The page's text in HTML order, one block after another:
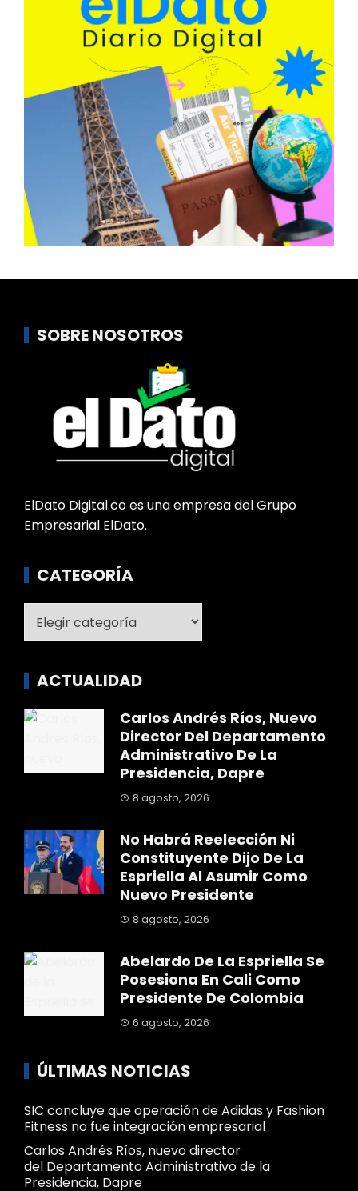
SOBRE NOSOTROS
ElDato Digital.co es una empresa del Grupo
Empresarial ElDato.
CATEGORÍA
ACTUALIDAD
Carlos Andrés Ríos, Nuevo
Director Del Departamento
Administrativo De La
Presidencia, Dapre
8 agosto, 2026
No Habrá Reelección Ni
Constituyente Dijo De La
Espriella Al Asumir Como
Nuevo Presidente
8 agosto, 2026
Abelardo De La Espriella Se
Posesiona En Cali Como
Presidente De Colombia
6 agosto, 2026
ÚLTIMAS NOTICIAS
SIC concluye que operación de Adidas y Fashion
Fitness no fue integración empresarial
Carlos Andrés Ríos, nuevo director
del Departamento Administrativo de la
Presidencia, Dapre